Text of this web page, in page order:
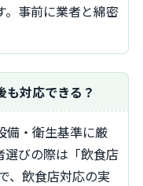
事前に業者と綿密
も対応できる？
選びの際は「飲食店
、飲食店対応の実